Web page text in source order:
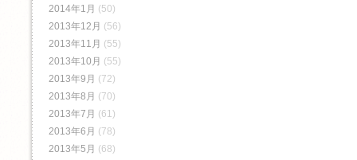
2014年1月 (50)
2013年12月 (56)
2013年11月 (55)
2013年10月 (55)
2013年9月 (72)
2013年8月 (70)
2013年7月 (61)
2013年6月 (78)
2013年5月 (68)